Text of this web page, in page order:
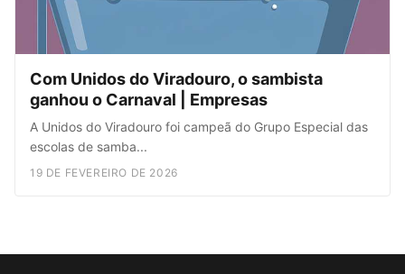
Com Unidos do Viradouro, o sambista
ganhou o Carnaval | Empresas
A Unidos do Viradouro foi campeã do Grupo Especial das
escolas de samba...
19 DE FEVEREIRO DE 2026